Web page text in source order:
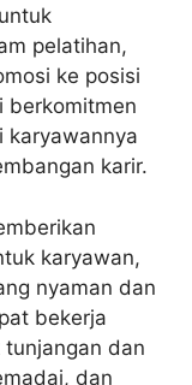
pelatihan,
ke posisi
berkomitmen
karyawannya
karir.
karyawan,
nyaman dan
bekerja
dan
dan